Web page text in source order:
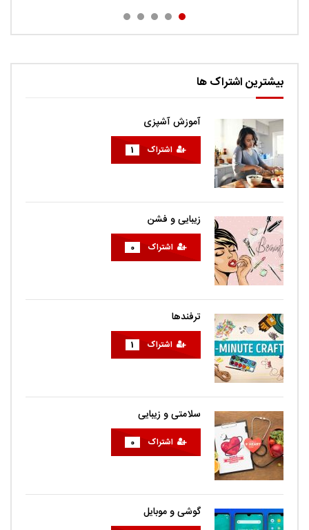
بیشترین اشتراک ها
آموزش آشپزی
اشتراک 1
زیبایی و فشن
اشتراک 0
ترفندها
اشتراک 1
سلامتی و زیبایی
اشتراک 0
گوشی و موبایل